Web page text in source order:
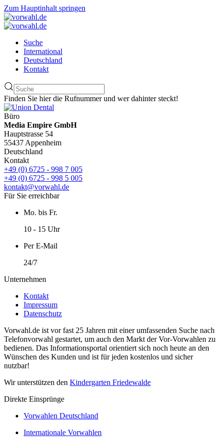
Zum Hauptinhalt springen
Suche
International
Deutschland
Kontakt
Finden Sie hier die Rufnummer und wer dahinter steckt!
Büro
Media Empire GmbH
Hauptstrasse 54
55437 Appenheim
Deutschland
Kontakt
+49 (0) 6725 - 998 7 005
+49 (0) 6725 - 998 5 005
kontakt@vorwahl.de
Für Sie erreichbar
Mo. bis Fr.
10 - 15 Uhr
Per E-Mail
24/7
Unternehmen
Kontakt
Impressum
Datenschutz
Vorwahl.de ist vor fast 25 Jahren mit einer umfassenden Suche nach
Telefonvorwahl gestartet, um auch den Markt der Vor-Vorwahlen zu
bedienen. Das Informationsportal orientiert sich noch heute an den
Wünschen des Kunden und ist für jeden kostenlos und sicher
nutzbar!
Wir unterstützen den Kindergarten Friedewalde
Direkte Einsprünge
Vorwahlen Deutschland
Internationale Vorwahlen